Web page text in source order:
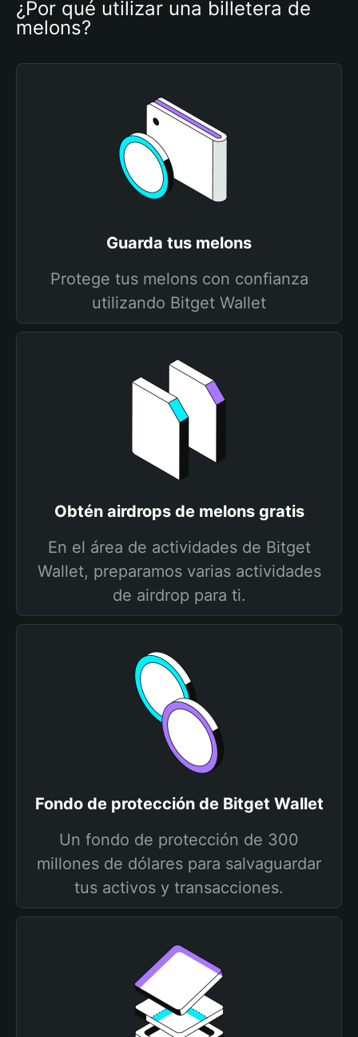
¿Por qué utilizar una billetera de
melons?
Guarda tus melons
Protege tus melons con confianza
utilizando Bitget Wallet
Obtén airdrops de melons gratis
En el área de actividades de Bitget
Wallet, preparamos varias actividades
de airdrop para ti.
Fondo de protección de Bitget Wallet
Un fondo de protección de 300
millones de dólares para salvaguardar
tus activos y transacciones.